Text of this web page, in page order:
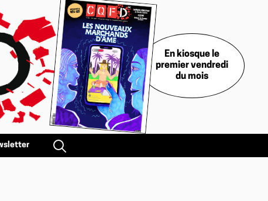
En kiosque le
premier vendredi
du mois